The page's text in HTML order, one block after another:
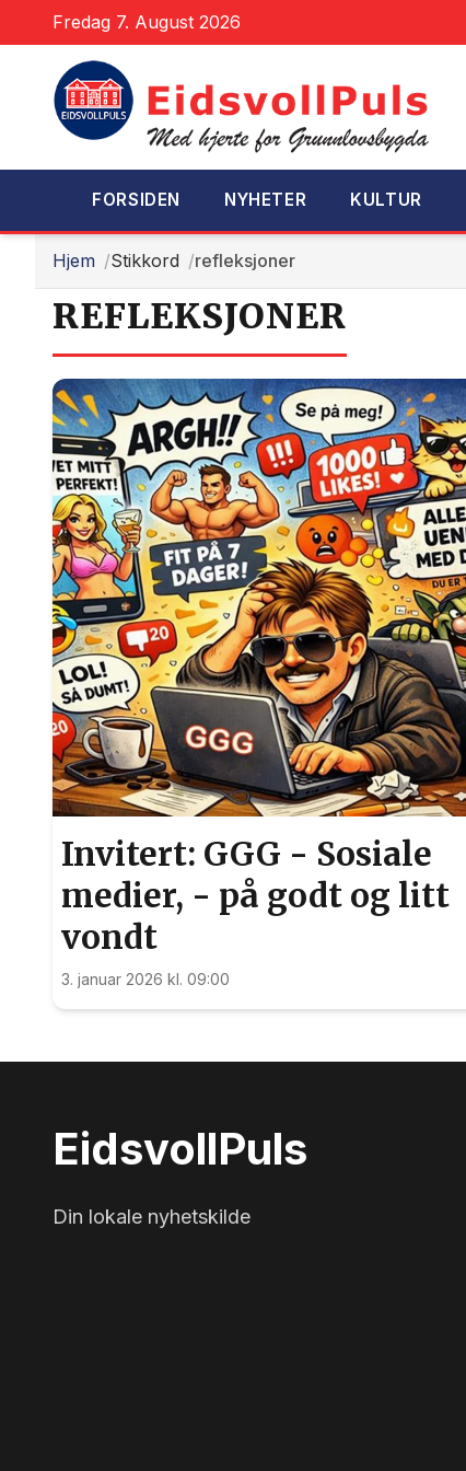
Fredag 7. August 2026
FORSIDEN NYHETER KULTUR
Hjem Stikkord refleksjoner
REFLEKSJONER
Invitert: GGG - Sosiale
medier, - på godt og litt
vondt
3. januar 2026 kl. 09:00
EidsvollPuls
Din lokale nyhetskilde